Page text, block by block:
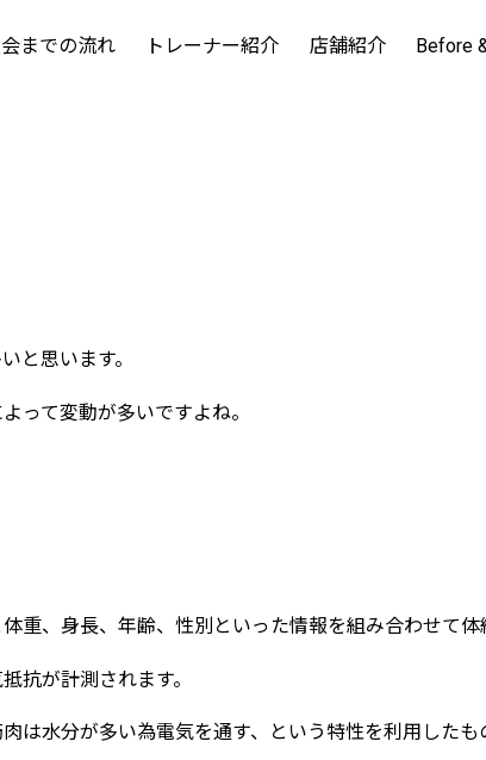
までの流れ トレーナー紹介 店舗紹介 Before
と思います。
って変動が多いですよね。
、身長、年齢、性別といった情報を組み合わせて体
抗が計測されます。
水分が多い為電気を通す、という特性を利用したも